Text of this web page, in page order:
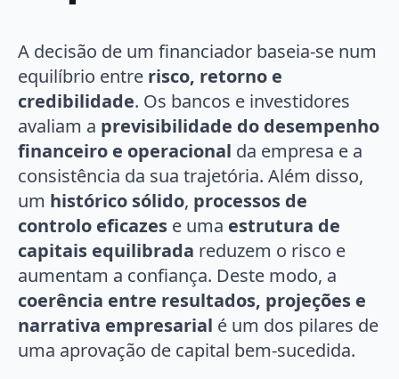
A decisão de um financiador baseia-se num
equilíbrio entre risco, retorno e
credibilidade. Os bancos e investidores
avaliam a previsibilidade do desempenho
financeiro e operacional da empresa e a
consistência da sua trajetória. Além disso,
um histórico sólido, processos de
controlo eficazes e uma estrutura de
capitais equilibrada reduzem o risco e
aumentam a confiança. Deste modo, a
coerência entre resultados, projeções e
narrativa empresarial é um dos pilares de
uma aprovação de capital bem-sucedida.